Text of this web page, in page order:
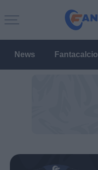
News Fantacalcio